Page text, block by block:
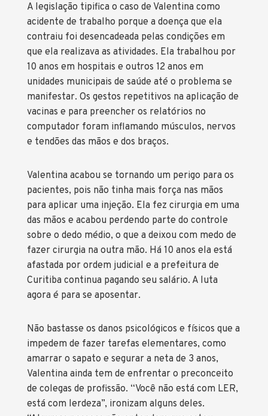
A legislação tipifica o caso de Valentina como
acidente de trabalho porque a doença que ela
contraiu foi desencadeada pelas condições em
que ela realizava as atividades. Ela trabalhou por
10 anos em hospitais e outros 12 anos em
unidades municipais de saúde até o problema se
manifestar. Os gestos repetitivos na aplicação de
vacinas e para preencher os relatórios no
computador foram inflamando músculos, nervos
e tendões das mãos e dos braços.
Valentina acabou se tornando um perigo para os
pacientes, pois não tinha mais força nas mãos
para aplicar uma injeção. Ela fez cirurgia em uma
das mãos e acabou perdendo parte do controle
sobre o dedo médio, o que a deixou com medo de
fazer cirurgia na outra mão. Há 10 anos ela está
afastada por ordem judicial e a prefeitura de
Curitiba continua pagando seu salário. A luta
agora é para se aposentar.
Não bastasse os danos psicológicos e físicos que a
impedem de fazer tarefas elementares, como
amarrar o sapato e segurar a neta de 3 anos,
Valentina ainda tem de enfrentar o preconceito
de colegas de profissão. “Você não está com LER,
está com lerdeza”, ironizam alguns deles.